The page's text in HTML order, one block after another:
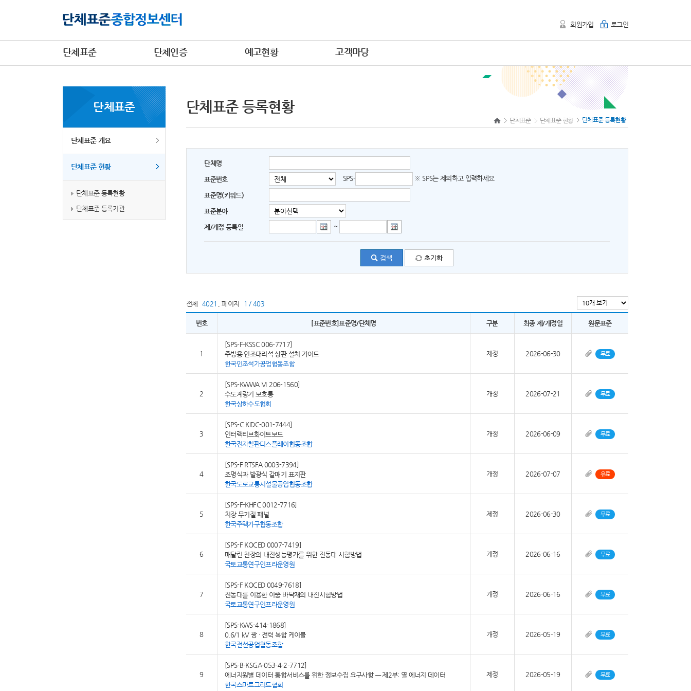
회원가입 로그인
단체표준 단체인증 예고현황 고객마당
단체표준
단체표준 개요
단체표준 현황
단체표준 등록현황
단체표준 등록기관
단체표준 등록현황
단체표준 단체표준 현황 단체표준 등록현황
단체명
표준번호 SPS- ※ SPS는 제외하고 입력하세요
표준명(키워드)
표준분야
제/개정 등록일 ~
전체 4021 페이지 1 / 403
번호 [표준번호]표준명/단체명 구분 최종 제/개정일 원문표준
1
[SPS-F-KSSC 006-7717]
주방용 인조대리석 상판 설치 가이드
한국인조석가공업협동조합
제정 2026-06-30 무료
2
[SPS-KWWA M 206-1560]
수도계량기 보호통
한국상하수도협회
개정 2026-07-21 무료
3
[SPS-C KIDC-001-7444]
인터랙티브화이트보드
한국전자칠판디스플레이협동조합
개정 2026-06-09 무료
4
[SPS-F RTSFA 0003-7394]
조명식과 발광식 갈매기 표지판
한국도로교통시설물공업협동조합
개정 2026-07-07 유료
5
[SPS-F-KHFC 0012-7716]
치장 무기질 패널
한국주택가구협동조합
제정 2026-06-30 무료
6
[SPS-F KOCED 0007-7419]
매달린 천장의 내진성능평가를 위한 진동대 시험방법
국토교통연구인프라운영원
개정 2026-06-16 무료
7
[SPS-F KOCED 0049-7618]
진동대를 이용한 이중 바닥재의 내진시험방법
국토교통연구인프라운영원
개정 2026-06-16 무료
8
[SPS-KWS-414-1868]
0.6/1 kV 광 ∙ 전력 복합 케이블
한국전선공업협동조합
개정 2026-05-19 무료
9
[SPS-B-KSGA-053-4-2-7712]
에너지원별 데이터 통합서비스를 위한 정보수집 요구사항 — 제2부: 열 에너지 데이터
한국스마트그리드협회
제정 2026-05-19 무료